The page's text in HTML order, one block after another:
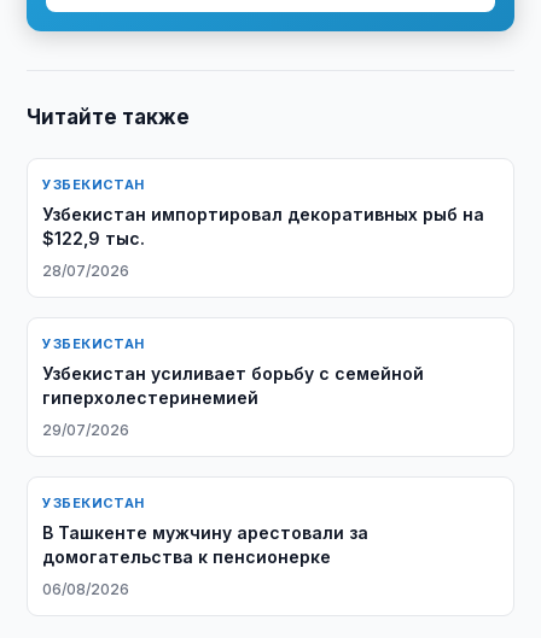
Читайте также
УЗБЕКИСТАН
Узбекистан импортировал декоративных рыб на
$122,9 тыс.
28/07/2026
УЗБЕКИСТАН
Узбекистан усиливает борьбу с семейной
гиперхолестеринемией
29/07/2026
УЗБЕКИСТАН
В Ташкенте мужчину арестовали за
домогательства к пенсионерке
06/08/2026